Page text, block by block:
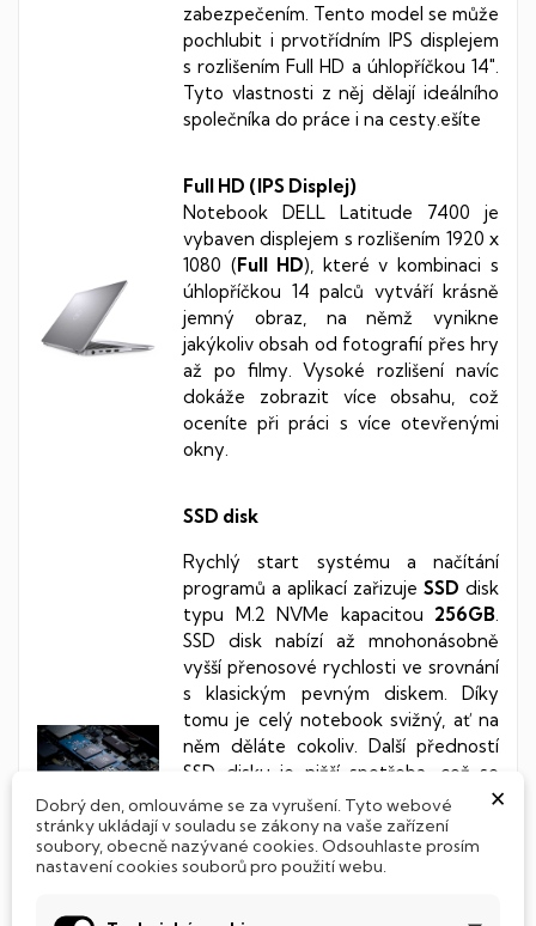
zabezpečením. Tento model se může
pochlubit i prvotřídním IPS displejem
s rozlišením Full HD a úhlopříčkou 14".
Tyto vlastnosti z něj dělají ideálního
společníka do práce i na cesty.ešíte
Full HD (IPS Displej)
Notebook DELL Latitude 7400 je
vybaven displejem s rozlišením 1920 x
1080 (Full HD), které v kombinaci s
úhlopříčkou 14 palců vytváří krásně
jemný obraz, na němž vynikne
jakýkoliv obsah od fotografií přes hry
až po filmy. Vysoké rozlišení navíc
dokáže zobrazit více obsahu, což
oceníte při práci s více otevřenými
okny.
SSD disk
Rychlý start systému a načítání
programů a aplikací zařizuje SSD disk
typu M.2 NVMe kapacitou 256GB
SSD disk nabízí až mnohonásobně
vyšší přenosové rychlosti ve srovnání
s klasickým pevným diskem. Díky
tomu je celý notebook svižný, ať na
něm děláte cokoliv. Další předností
SSD disku je nižší spotřeba, což se
projeví na delší výdrží baterie. Během
pár sekund naběhne systém a
můžete směle pracovat. Díky kvalitně
řešeným procesorům
×
Dobrý den, omlouváme se za vyrušení. Tyto webové
stránky ukládají v souladu se zákony na vaše zařízení
soubory, obecně nazývané cookies. Odsouhlaste prosím
nastavení cookies souborů pro použití webu.